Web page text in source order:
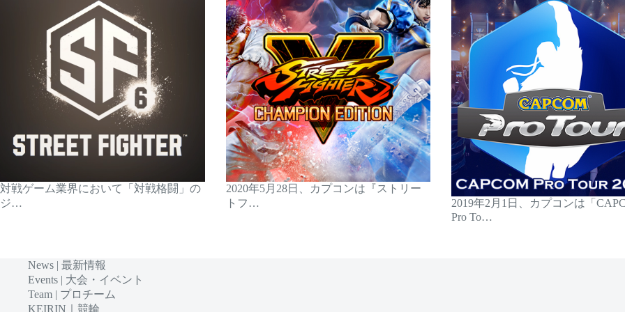
対戦ゲーム業界において「対戦格闘」の
ジ…
2020年5月28日、カプコンは『ストリー
トフ…
2019年2月1日、カプコンは「
Pro To…
News | 最新情報
Events | 大会・イベント
Team | プロチーム
KEIRIN｜競輪